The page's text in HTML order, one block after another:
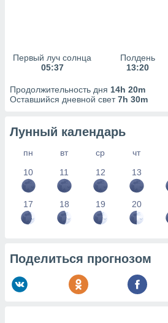
Первый луч солнца
05:37
Полдень
13:20
Продолжительность дня 14h 20m
Оставшийся дневной свет7h 30m
Лунный календарь
пн вт ср чт
10
11 12 13
17 18 19 20
Поделиться прогнозом